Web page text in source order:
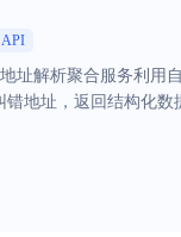
地址解析聚合服务利用
错地址，返回结构化